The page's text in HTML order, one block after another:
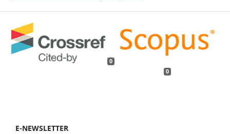
0
0
E-NEWSLETTER